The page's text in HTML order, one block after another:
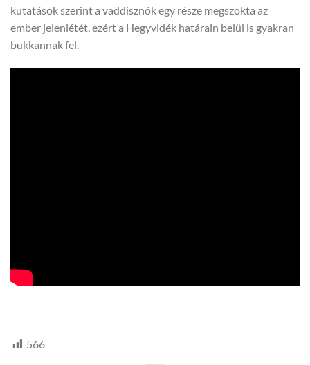
kutatások szerint a vaddisznók egy része megszokta az
ember jelenlétét, ezért a Hegyvidék határain belül is gyakran
bukkannak fel.
566